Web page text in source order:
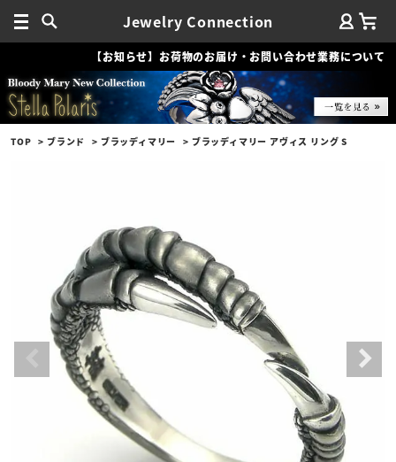
Jewelry Connection
【お知らせ】お荷物のお届け・お問い合わせ業務について
TOP ブランド ブラッディマリー ブラッディマリー アヴィス リング S